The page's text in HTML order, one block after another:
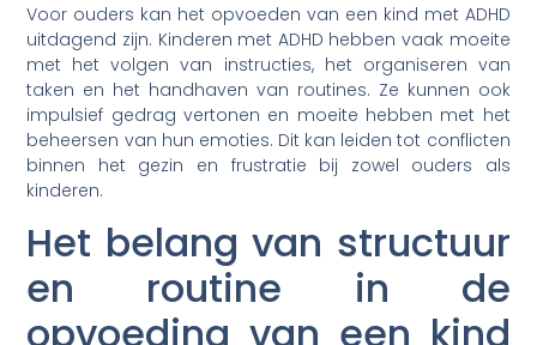
Voor ouders kan het opvoeden van een kind met ADHD
uitdagend zijn. Kinderen met ADHD hebben vaak moeite
met het volgen van instructies, het organiseren van
taken en het handhaven van routines. Ze kunnen ook
impulsief gedrag vertonen en moeite hebben met het
beheersen van hun emoties. Dit kan leiden tot conflicten
binnen het gezin en frustratie bij zowel ouders als
kinderen.
Het belang van structuur
en routine in de
opvoeding van een kind